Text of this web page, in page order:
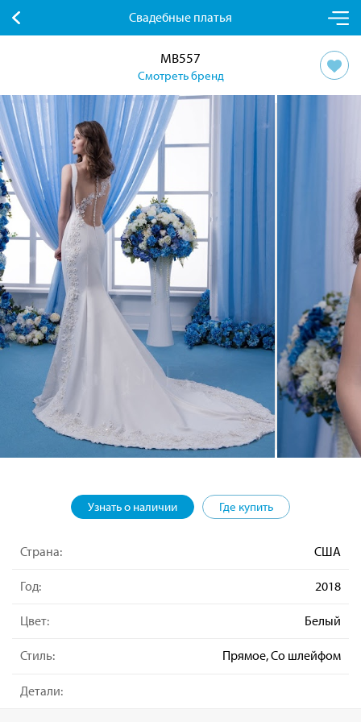
Свадебные платья
MB557
Смотреть бренд
Узнать о наличии Где купить
Страна: США
Год: 2018
Цвет: Белый
Стиль: Прямое, Со шлейфом
Детали: